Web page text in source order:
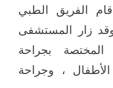
الفريق الطبي
، وقد زار المستشفى
بجراحة
، وجراحة